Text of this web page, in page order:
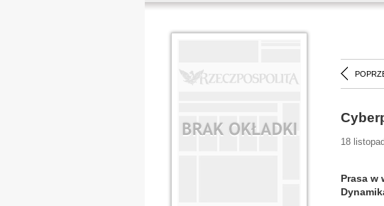
18
Prasa w